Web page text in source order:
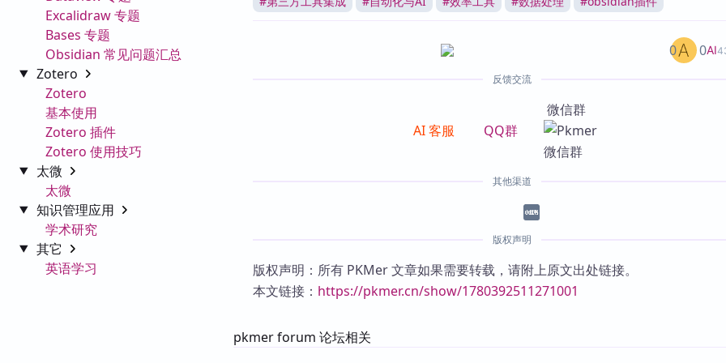
Excalidraw 专题
Bases 专题
Obsidian 常见问题汇总
Zotero
Zotero
基本使用
Zotero 插件
Zotero 使用技巧
太微
太微
知识管理应用
学术研究
其它
英语学习
AI
0 0
反馈交流
AI 客服 QQ群
微信群
其他渠道
版权声明
版权声明：所有 PKMer 文章如果需要转载，请附上原文出处链接。
本文链接： https://pkmer.cn/show/1780392511271001
pkmer forum 论坛相关